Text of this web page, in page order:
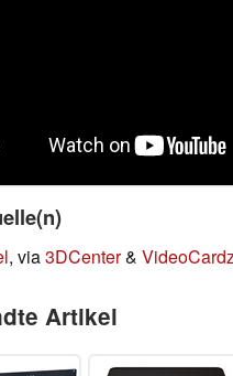
, via3DCenter&
Artikel